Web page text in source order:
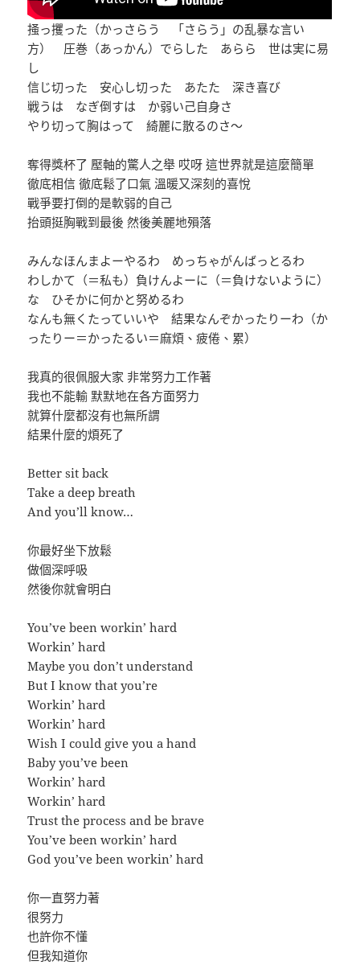
掻っ攫った（かっさらう 「さらう」の乱暴な言い
方） 圧巻（あっかん）でらした あらら 世は実に易
し
信じ切った 安心し切った あたた 深き喜び
戦うは なぎ倒すは か弱い己自身さ
やり切って胸はって 綺麗に散るのさ～
奪得獎杯了 壓軸的驚人之舉 哎呀 這世界就是這麼簡單
徹底相信 徹底鬆了口氣 溫暖又深刻的喜悅
戰爭要打倒的是軟弱的自己
抬頭挺胸戰到最後 然後美麗地殞落
みんなほんまよーやるわ めっちゃがんばっとるわ
わしかて（＝私も）負けんよーに（＝負けないように）
な ひそかに何かと努めるわ
なんも無くたっていいや 結果なんぞかったりーわ（か
ったりー＝かったるい＝麻煩、疲倦、累）
我真的很佩服大家 非常努力工作著
我也不能輸 默默地在各方面努力
就算什麼都沒有也無所謂
結果什麼的煩死了
Better sit back
Take a deep breath
And you’ll know…
你最好坐下放鬆
做個深呼吸
然後你就會明白
You’ve been workin’ hard
Workin’ hard
Maybe you don’t understand
But I know that you’re
Workin’ hard
Workin’ hard
Wish I could give you a hand
Baby you’ve been
Workin’ hard
Workin’ hard
Trust the process and be brave
You’ve been workin’ hard
God you’ve been workin’ hard
你一直努力著
很努力
也許你不懂
但我知道你